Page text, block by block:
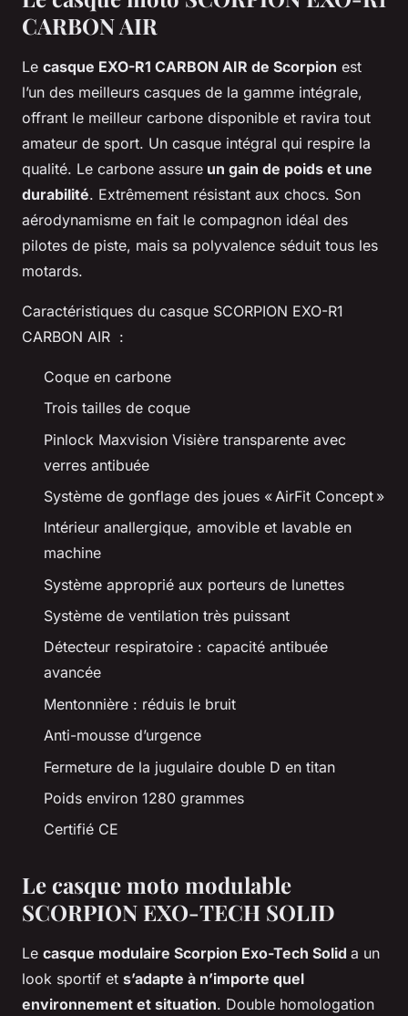
CARBON AIR
Le casque EXO-R1 CARBON AIR de Scorpion est
l’un des meilleurs casques de la gamme intégrale,
offrant le meilleur carbone disponible et ravira tout
amateur de sport. Un casque intégral qui respire la
qualité. Le carbone assure un gain de poids et une
durabilité. Extrêmement résistant aux chocs. Son
aérodynamisme en fait le compagnon idéal des
pilotes de piste, mais sa polyvalence séduit tous les
motards.
Caractéristiques du casque SCORPION EXO-R1
CARBON AIR :
Coque en carbone
Trois tailles de coque
Pinlock Maxvision Visière transparente avec
verres antibuée
Système de gonflage des joues « AirFit Concept »
Intérieur anallergique, amovible et lavable en
machine
Système approprié aux porteurs de lunettes
Système de ventilation très puissant
Détecteur respiratoire : capacité antibuée
avancée
Mentonnière : réduis le bruit
Anti-mousse d’urgence
Fermeture de la jugulaire double D en titan
Poids environ 1280 grammes
Certifié CE
Le casque moto modulable
SCORPION EXO-TECH SOLID
Le casque modulaire Scorpion Exo-Tech Solid a un
look sportif et s’adapte à n’importe quel
environnement et situation. Double homologation